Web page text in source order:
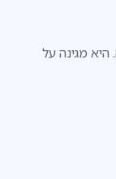
היא מגינה על